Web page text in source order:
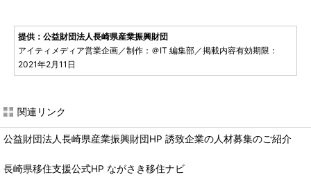
提供：公益財団法人長崎県産業振興財団
アイティメディア営業企画／制作：＠IT 編集部／掲載内容有効期限：
2021年2月11日
関連リンク
公益財団法人長崎県産業振興財団HP 誘致企業の人材募集のご紹介
長崎県移住支援公式HP ながさき移住ナビ